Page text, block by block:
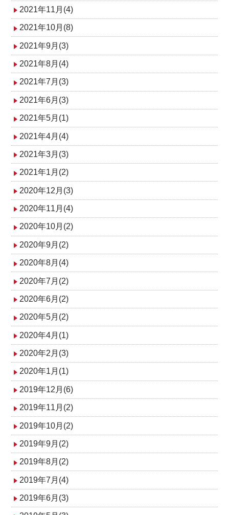
2021年11月(4)
2021年10月(8)
2021年9月(3)
2021年8月(4)
2021年7月(3)
2021年6月(3)
2021年5月(1)
2021年4月(4)
2021年3月(3)
2021年1月(2)
2020年12月(3)
2020年11月(4)
2020年10月(2)
2020年9月(2)
2020年8月(4)
2020年7月(2)
2020年6月(2)
2020年5月(2)
2020年4月(1)
2020年2月(3)
2020年1月(1)
2019年12月(6)
2019年11月(2)
2019年10月(2)
2019年9月(2)
2019年8月(2)
2019年7月(4)
2019年6月(3)